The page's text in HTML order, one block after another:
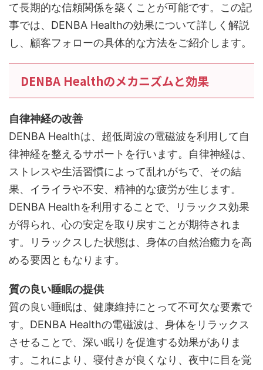
て長期的な信頼関係を築くことが可能です。この記
事では、DENBA Healthの効果について詳しく解説
し、顧客フォローの具体的な方法をご紹介します。
DENBA Healthのメカニズムと効果
自律神経の改善
DENBA Healthは、超低周波の電磁波を利用して自
律神経を整えるサポートを行います。自律神経は、
ストレスや生活習慣によって乱れがちで、その結
果、イライラや不安、精神的な疲労が生じます。
DENBA Healthを利用することで、リラックス効果
が得られ、心の安定を取り戻すことが期待されま
す。リラックスした状態は、身体の自然治癒力を高
める要因ともなります。
質の良い睡眠の提供
質の良い睡眠は、健康維持にとって不可欠な要素で
す。DENBA Healthの電磁波は、身体をリラックス
させることで、深い眠りを促進する効果がありま
す。これにより、寝付きが良くなり、夜中に目を覚